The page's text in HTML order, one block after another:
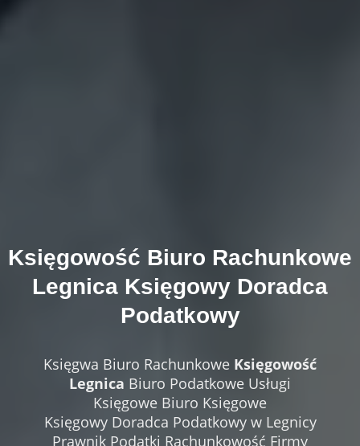
Księgowość Biuro Rachunkowe
Legnica Księgowy Doradca
Podatkowy
Księgwa Biuro Rachunkowe Księgowość
Legnica Biuro Podatkowe Usługi
Księgowe Biuro Księgowe
Księgowy Doradca Podatkowy w Legnicy
Prawnik Podatki Rachunkowość Firmy